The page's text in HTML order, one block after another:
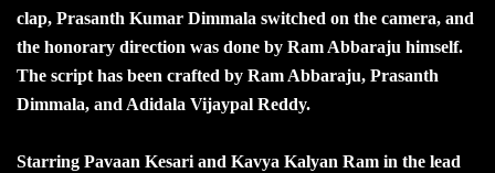
clap, Prasanth Kumar Dimmala switched on the camera, and
the honorary direction was done by Ram Abbaraju himself.
The script has been crafted by Ram Abbaraju, Prasanth
Dimmala, and Adidala Vijaypal Reddy.
Starring Pavaan Kesari and Kavya Kalyan Ram in the lead